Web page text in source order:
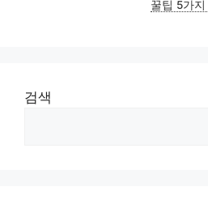
꿀팁 5가지
검색